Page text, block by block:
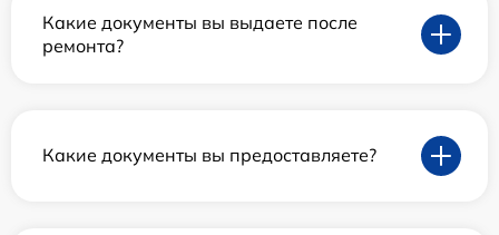
Какие документы вы выдаете после
ремонта?
Какие документы вы предоставляете?